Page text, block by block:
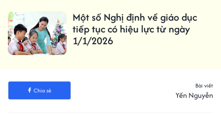
Một số Nghị định về giáo dục
tiếp tục có hiệu lực từ ngày
1/1/2026
Chia sẻ
Bài viết
Yến Nguyễn